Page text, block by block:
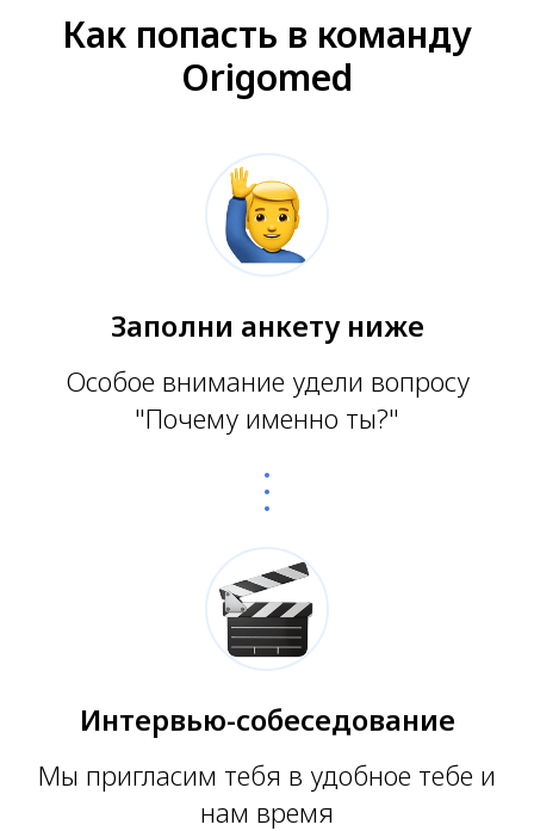
Как попасть в команду
Origomed
Заполни анкету ниже
Особое внимание удели вопросу
"Почему именно ты?"
Интервью-собеседование
Мы пригласим тебя в удобное тебе и
нам время